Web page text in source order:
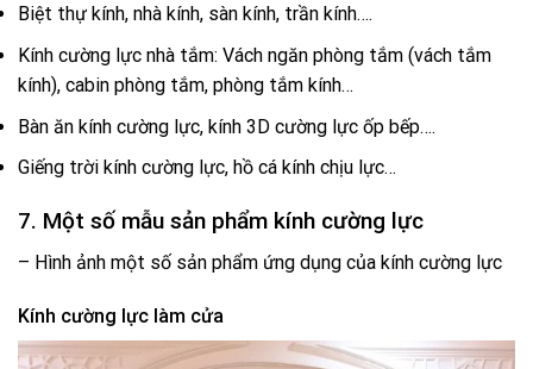
Biệt thự kính, nhà kính, sàn kính, trần kính….
Kính cường lực nhà tắm: Vách ngăn phòng tắm (vách tắm
kính), cabin phòng tắm, phòng tắm kính…
Bàn ăn kính cường lực, kính 3D cường lực ốp bếp….
Giếng trời kính cường lực, hồ cá kính chịu lực…
7. Một số mẫu sản phẩm kính cường lực
– Hình ảnh một số sản phẩm ứng dụng của kính cường lực
Kính cường lực làm cửa